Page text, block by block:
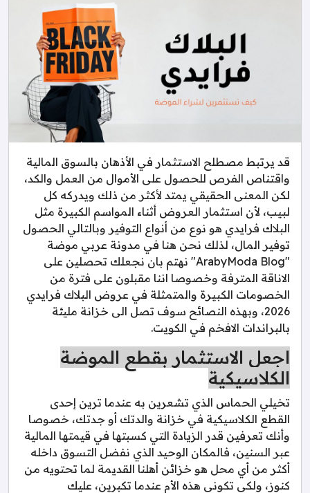
قد يرتبط مصطلح الاستثمار في الأذهان بالسوق المالية
واقتناص الفرص للحصول على الأموال من العمل والكد،
لكن المعنى الحقيقي يمتد لأكثر من ذلك ويدركه كل
لبيب، لأن استثمار العروض أثناء المواسم الكبيرة مثل
البلاك فرايدي هو نوع من أنواع التوفير وبالتالي الحصول
توفير المال، لذلك نحن هنا في مدونة عربي موضة
"ArabyModa Blog" نهتم بان نجعلك تحصلين على
الاناقة المترفة وخصوصا اننا مقبلون على فترة من
الخصومات الكبيرة والمتمثلة في عروض البلاك فرايدي
2026، وبهذه النصائح سوف تصل الى خزانة مليئة
بالبراندات الافخم في الكويت.
اجعل الاستثمار بقطع الموضة
الكلاسيكية
تخيلي الحماس الذي تشعرين به عندما ترين إحدى
القطع الكلاسيكية في خزانة والدتك أو جدتك، خصوصا
وأنك تعرفين قدر الزيادة التي كسبتها في قيمتها المالية
عبر السنين، فالمكان الوحيد الذي نفضل التسوق داخله
أكثر من أي محل هو خزائن أهلنا القديمة لما تحتويه من
كنوز، ولكي تكوني هذه الأم عندما تكبرين، عليك